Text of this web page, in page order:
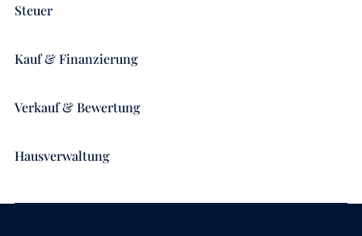
Steuer
Kauf & Finanzierung
Verkauf & Bewertung
Hausverwaltung